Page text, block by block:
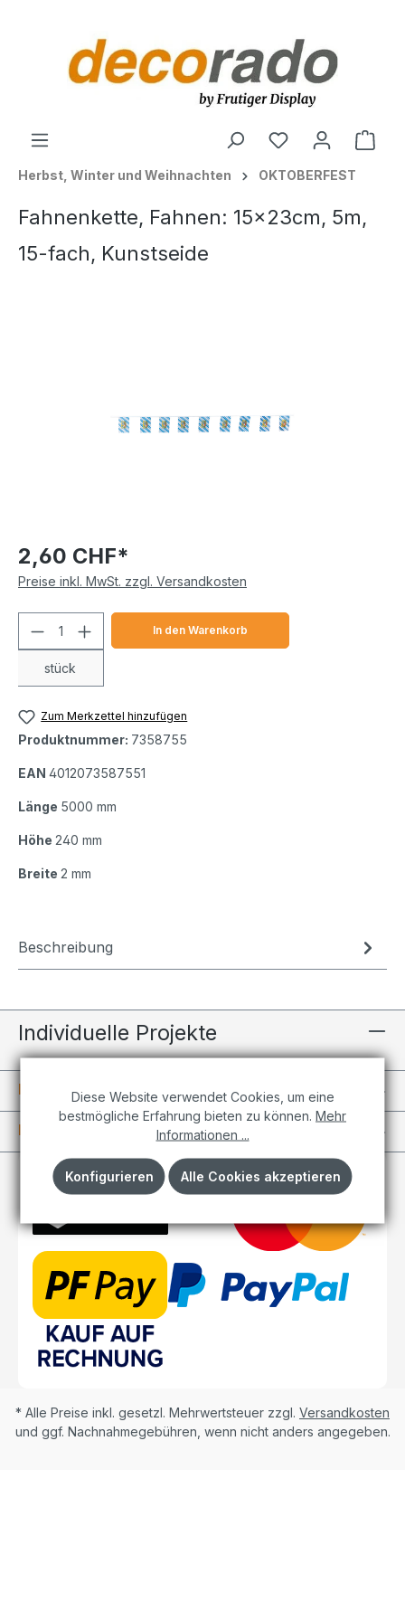
Herbst, Winter und Weihnachten OKTOBERFEST
Fahnenkette, Fahnen: 15x23cm, 5m,
15-fach, Kunstseide
2,60 CHF*
Preise inkl. MwSt. zzgl. Versandkosten
Produkt Anzahl: Gib den
stück
In den Warenkorb
Zum Merkzettel hinzufügen
Produktnummer: 7358755
EAN 4012073587551
Länge 5000 mm
Höhe 240 mm
Breite 2 mm
Beschreibung
Individuelle Projekte
Informationen
Kundenkonto
* Alle Preise inkl. gesetzl. Mehrwertsteuer zzgl. Versandkosten
und ggf. Nachnahmegebühren, wenn nicht anders angegeben.
Diese Website verwendet Cookies, um eine
bestmögliche Erfahrung bieten zu können. Mehr
Informationen ...
Konfigurieren Alle Cookies akzeptieren